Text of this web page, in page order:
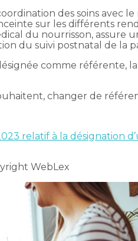
des soins avec
sur les différents
du nourrisson, assure
du suivi postnatal de la
comme référente,
changer de
relatif à la désignation
WebLex